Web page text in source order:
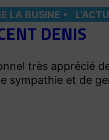
LA BUSINE
DENIS
très apprécié
sympathie et de